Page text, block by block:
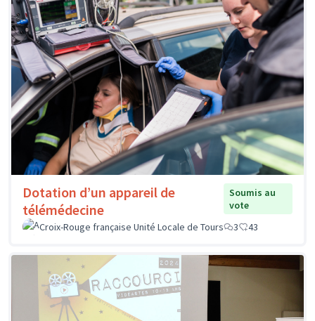
Dotation d’un appareil de
télémédecine
Soumis au
vote
Croix-Rouge française Unité Locale de Tours
3 43